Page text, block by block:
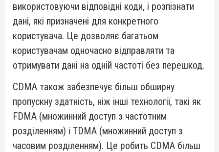
використовуючи відповідні коди, і розпізнати
дані, які призначені для конкретного
користувача. Це дозволяє багатьом
користувачам одночасно відправляти та
отримувати дані на одній частоті без перешкод.
CDMA також забезпечує більш обширну
пропускну здатність, ніж інші технології, такі як
FDMA (множинний доступ з частотним
розділенням) і TDMA (множинний доступ з
часовим розділенням). Це робить CDMA більш